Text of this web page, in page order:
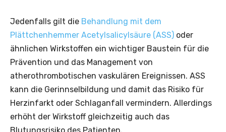
Jedenfalls gilt die Behandlung mit dem
Plättchenhemmer Acetylsalicylsäure (ASS) oder
ähnlichen Wirkstoffen ein wichtiger Baustein für die
Prävention und das Management von
atherothrombotischen vaskulären Ereignissen. ASS
kann die Gerinnselbildung und damit das Risiko für
Herzinfarkt oder Schlaganfall vermindern. Allerdings
erhöht der Wirkstoff gleichzeitig auch das